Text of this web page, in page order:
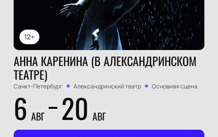
12+
АННА КАРЕНИНА (В АЛЕКСАНДРИНСКОМ
ТЕАТРЕ)
Санкт-Петербург Александринский театр Основная сцена
6 АВГ 20 АВГ